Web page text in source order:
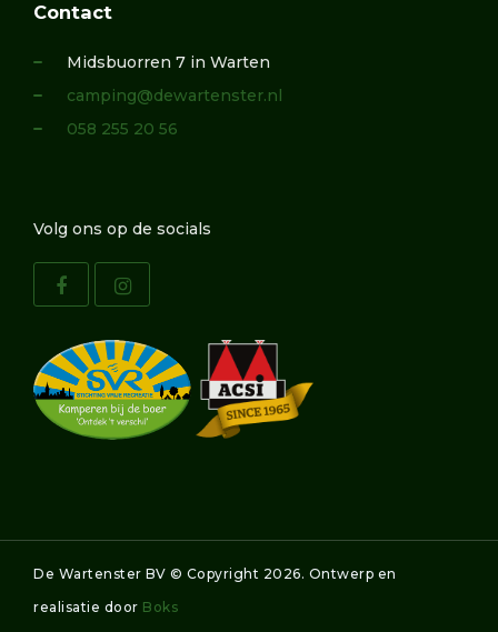
Contact
Midsbuorren 7 in Warten
camping@dewartenster.nl
058 255 20 56
Volg ons op de socials
De Wartenster BV © Copyright 2026. Ontwerp en
realisatie door Boks